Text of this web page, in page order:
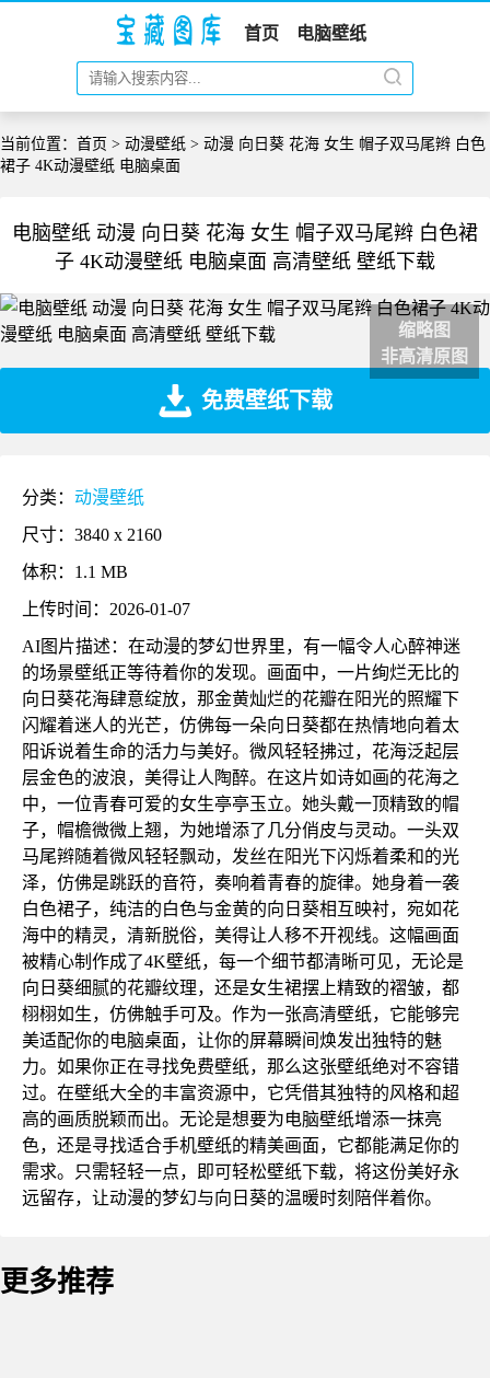
首页 电脑壁纸
当前位置： 首页 > 动漫壁纸 > 动漫 向日葵 花海 女生 帽子双马尾辫 白色
裙子 4K动漫壁纸 电脑桌面
电脑壁纸 动漫 向日葵 花海 女生 帽子双马尾辫 白色裙
子 4K动漫壁纸 电脑桌面 高清壁纸 壁纸下载
缩略图
非高清原图
免费壁纸下载
分类： 动漫壁纸
尺寸：3840 x 2160
体积：1.1 MB
上传时间：2026-01-07
AI图片描述：在动漫的梦幻世界里，有一幅令人心醉神迷
的场景壁纸正等待着你的发现。画面中，一片绚烂无比的
向日葵花海肆意绽放，那金黄灿烂的花瓣在阳光的照耀下
闪耀着迷人的光芒，仿佛每一朵向日葵都在热情地向着太
阳诉说着生命的活力与美好。微风轻轻拂过，花海泛起层
层金色的波浪，美得让人陶醉。在这片如诗如画的花海之
中，一位青春可爱的女生亭亭玉立。她头戴一顶精致的帽
子，帽檐微微上翘，为她增添了几分俏皮与灵动。一头双
马尾辫随着微风轻轻飘动，发丝在阳光下闪烁着柔和的光
泽，仿佛是跳跃的音符，奏响着青春的旋律。她身着一袭
白色裙子，纯洁的白色与金黄的向日葵相互映衬，宛如花
海中的精灵，清新脱俗，美得让人移不开视线。这幅画面
被精心制作成了4K壁纸，每一个细节都清晰可见，无论是
向日葵细腻的花瓣纹理，还是女生裙摆上精致的褶皱，都
栩栩如生，仿佛触手可及。作为一张高清壁纸，它能够完
美适配你的电脑桌面，让你的屏幕瞬间焕发出独特的魅
力。如果你正在寻找免费壁纸，那么这张壁纸绝对不容错
过。在壁纸大全的丰富资源中，它凭借其独特的风格和超
高的画质脱颖而出。无论是想要为电脑壁纸增添一抹亮
色，还是寻找适合手机壁纸的精美画面，它都能满足你的
需求。只需轻轻一点，即可轻松壁纸下载，将这份美好永
远留存，让动漫的梦幻与向日葵的温暖时刻陪伴着你。
更多推荐